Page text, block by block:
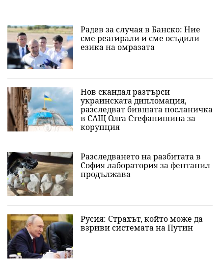
Радев за случая в Банско: Ние
сме реагирали и сме осъдили
езика на омразата
Нов скандал разтърси
украинската дипломация,
разследват бившата посланичка
в САЩ Олга Стефанишина за
корупция
Разследването на разбитата в
София лаборатория за фентанил
продължава
Русия: Страхът, който може да
взриви системата на Путин